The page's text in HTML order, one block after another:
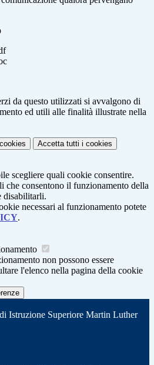
da questo utilizzati si avvalgono di
ed utili alle finalità illustrate nella
Accetta tutti i cookies
scegliere quali cookie consentire.
che consentono il funzionamento della
disabilitarli.
necessari al funzionamento potete
.
non possono essere
l'elenco nella pagina della cookie
Istruzione Superiore Martin Luther